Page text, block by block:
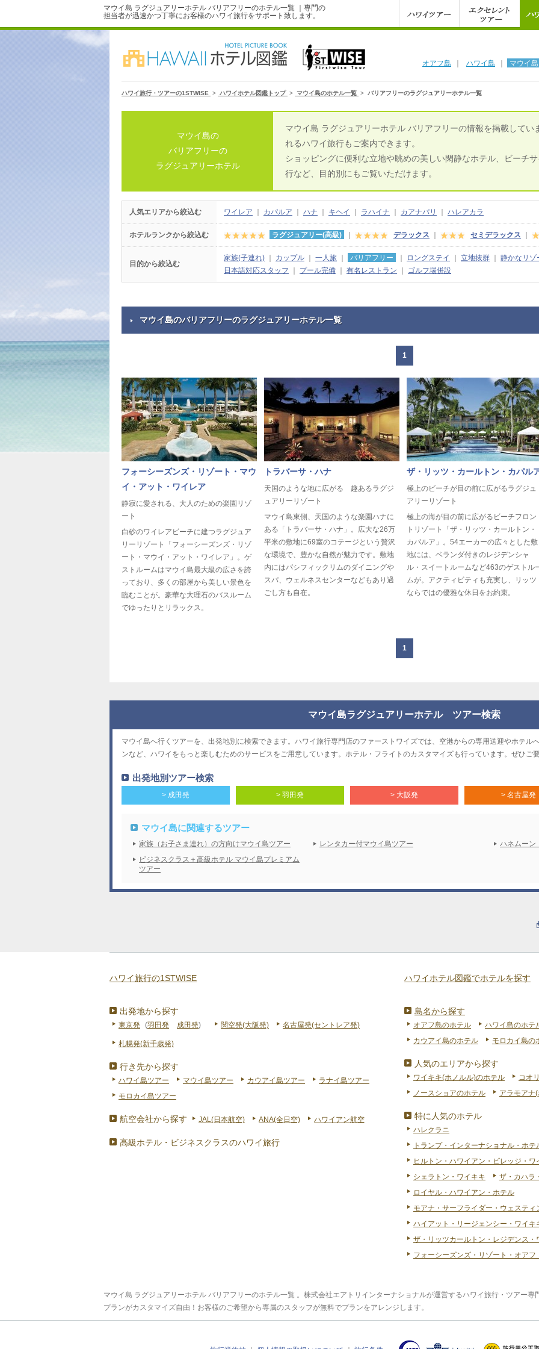
マウイ島 ラグジュアリーホテル バリアフリーのホテル一覧 ｜専門の
担当者が迅速かつ丁寧にお客様のハワイ旅行をサポート致します。
オアフ島 ハワイ島 マウイ島
ハワイ旅行・ツアーの1STWISE > ハワイホテル図鑑トップ > マウイ島のホテル一覧 > バリアフリーのラグジュアリーホテル一覧
マウイ島の
バリアフリーの
ラグジュアリーホテル
マウイ島 ラグジュアリーホテル バリアフリーの情報を掲載して
れるハワイ旅行もご案内できます。
ショッピングに便利な立地や眺めの美しい閑静なホテル、ビーチ
行など、目的別にもご覧いただけます。
人気エリアから絞込む ワイレア カパルア ハナ キヘイ ラハイナ カアナパリ ハレアカラ
ホテルランクから絞込む ラグジュアリー(高級) デラックス セミデラックス
目的から絞込む
家族(子連れ) カップル 一人旅 バリアフリー ロングステイ 立地抜群
静かなリゾ
日本語対応スタッフ
プール完備 有名レストラン ゴルフ場併設
マウイ島のバリアフリーのラグジュアリーホテル一覧
1
フォーシーズンズ・リゾート・マウ
イ・アット・ワイレア
静寂に愛される、大人のための楽園リゾ
ート
白砂のワイレアビーチに建つラグジュア
リーリゾート「フォーシーズンズ・リゾ
ート・マウイ・アット・ワイレア」。ゲ
ストルームはマウイ島最大級の広さを誇
っており、多くの部屋から美しい景色を
臨むことが。豪華な大理石のバスルーム
でゆったりとリラックス。
トラバーサ・ハナ
天国のような地に広がる 趣あるラグジ
ュアリーリゾート
マウイ島東側、天国のような楽園ハナに
ある「トラバーサ・ハナ」。広大な26万
平米の敷地に69室のコテージという贅沢
な環境で、豊かな自然が魅力です。敷地
内にはパシフィックリムのダイニングや
スパ、ウェルネスセンターなどもあり過
ごし方も自在。
ザ・リッツ・カールトン・カパル
極上のビーチが目の前に広がるラグジュ
アリーリゾート
極上の海が目の前に広がるビーチフロン
トリゾート「ザ・リッツ・カールトン・
カパルア」。54エーカーの広々とした敷
地には、ベランダ付きのレジデンシャ
ル・スイートルームなど463のゲストル
ムが。アクティビティも充実し、リッツ
ならではの優雅な休日をお約束。
1
マウイ島ラグジュアリーホテル ツアー検索
マウイ島へ行くツアーを、出発地別に検索できます。ハワイ旅行専門店のファーストワイズでは、空港からの専用送迎やホテル
ンなど、ハワイをもっと楽しむためのサービスをご用意しています。ホテル・フライトのカスタマイズも行っています。ぜひご
出発地別ツアー検索
> 成田発 > 羽田発 > 大阪発 > 名古屋発
マウイ島に関連するツアー
家族（お子さま連れ）の方向けマウイ島ツアー レンタカー付マウイ島ツアー
ハネムーン
ビジネスクラス＋高級ホテル マウイ島プレミアム
ツアー
ハワイ旅行の1STWISE
出発地から探す
東京発 (羽田発 成田発) 関空発(大阪発) 名古屋発(セントレア発)
札幌発(新千歳発)
行き先から探す
ハワイ島ツアー マウイ島ツアー カウアイ島ツアー
ラナイ島ツアー
モロカイ島ツアー
航空会社から探す JAL(日本航空) ANA(全日空) ハワイアン航空
高級ホテル・ビジネスクラスのハワイ旅行
ハワイホテル図鑑でホテルを探す
島名から探す
オアフ島のホテル
ハワイ島のホテ
カウアイ島のホテル
モロカイ島の
人気のエリアから探す
ワイキキ(ホノルル)のホテル
コオ
ノースショアのホテル
アラモアナ
特に人気のホテル
ハレクラニ
トランプ・インターナショナル・ホ
ヒルトン・ハワイアン・ビレッジ・
シェラトン・ワイキキ
ザ・カハラ
ロイヤル・ハワイアン・ホテル
モアナ・サーフライダー・ウェスティ
ハイアット・リージェンシー・ワイキ
ザ・リッツカールトン・レジデンス・
フォーシーズンズ・リゾート・オアフ
マウイ島 ラグジュアリーホテル バリアフリーのホテル一覧 。株式会社エアトリインターナショナルが運営するハワイ旅行・ツアー
プランがカスタマイズ自由！お客様のご希望から専属のスタッフが無料でプランをアレンジします。